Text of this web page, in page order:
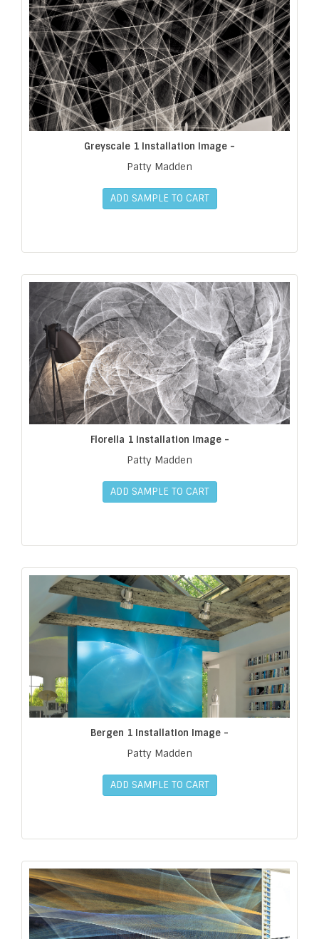
Greyscale 1 Installation Image -
Patty Madden
ADD SAMPLE TO CART
Florella 1 Installation Image -
Patty Madden
ADD SAMPLE TO CART
Bergen 1 Installation Image -
Patty Madden
ADD SAMPLE TO CART